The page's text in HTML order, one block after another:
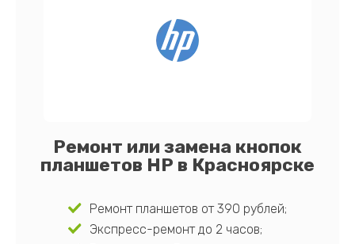
Ремонт или замена кнопок
планшетов HP в Красноярске
Ремонт планшетов от 390 рублей;
Экспресс-ремонт до 2 часов;